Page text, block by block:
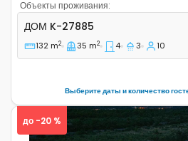
Объекты проживания:
Четырёхкомнатный дом
ДОМ K-27885
132 m2 35 m2 4 3 10
Выберите даты и количество
до -20 %